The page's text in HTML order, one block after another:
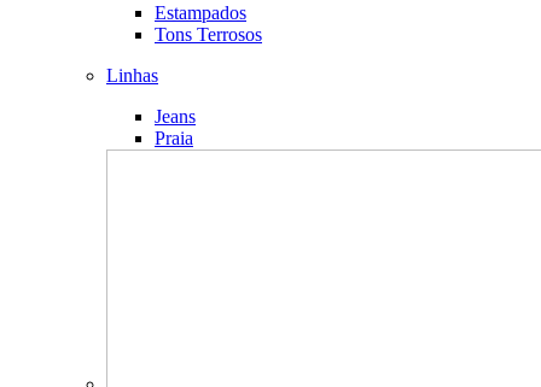
Estampados
Tons Terrosos
Linhas
Jeans
Praia